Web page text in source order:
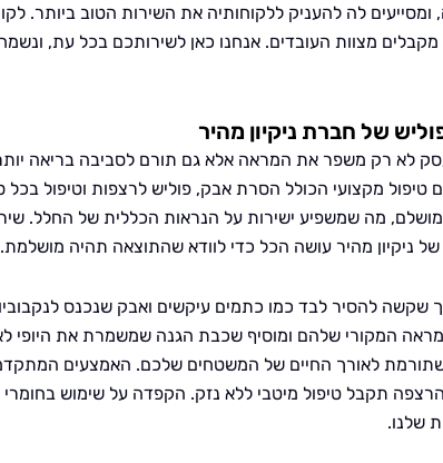
לה להעניק ללקוחותיה את השירות הטוב ביותר.
מצוות העובדים. אנחנו כאן לשירותכם בכל עת,
של חברת ניקיון מהיר
לא רק משפר את המראה אלא גם תורם לסביבה בריאה
טיפול מקצועי הכולל הסרת אבק, פוליש לרצפות וטיפול
מה שמשפיע ישירות על הנראות הכללית של החלל.
של ניקיון מהיר עושה הכל כדי לוודא שהתוצאה תהיה מושלמת.
להסיר לבד כמו כתמים עיקשים ואבק שנכנס
המקורי שלהם ומוסיף שכבת הגנה שמשמרת את היופי
לאורך החיים של המשטחים שלכם. האמצעים
תקבל טיפול מיטבי ללא נזק. הקפדה על שימוש בחומרי
שלנו.